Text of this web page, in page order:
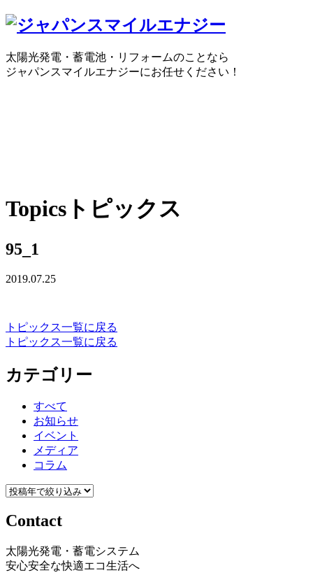
太陽光発電・蓄電池・リフォームのことなら
ジャパンスマイルエナジーにお任せください！
Topics トピックス
95_1
2019.07.25
トピックス一覧に戻る
トピックス一覧に戻る
カテゴリー
すべて
お知らせ
イベント
メディア
コラム
Contact
太陽光発電・蓄電システム
安心安全な快適エコ生活へ